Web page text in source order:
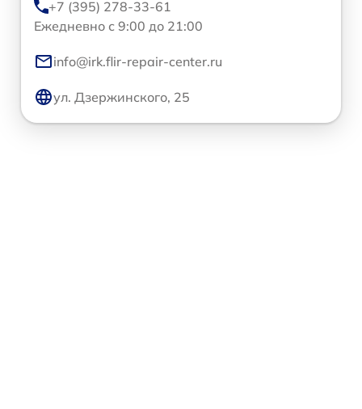
+7 (395) 278-33-61
Ежедневно с 9:00 до 21:00
info@irk.flir-repair-center.ru
ул. Дзержинского, 25